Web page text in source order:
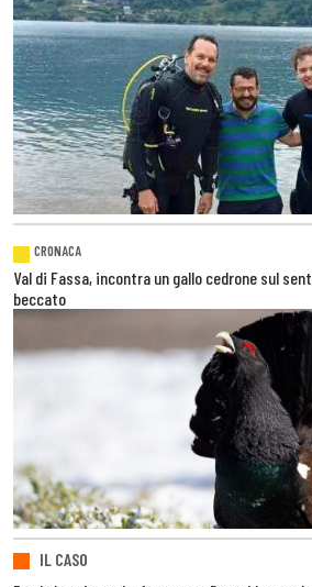
CRONACA
Val di Fassa, incontra un gallo cedrone sul
beccato
IL CASO